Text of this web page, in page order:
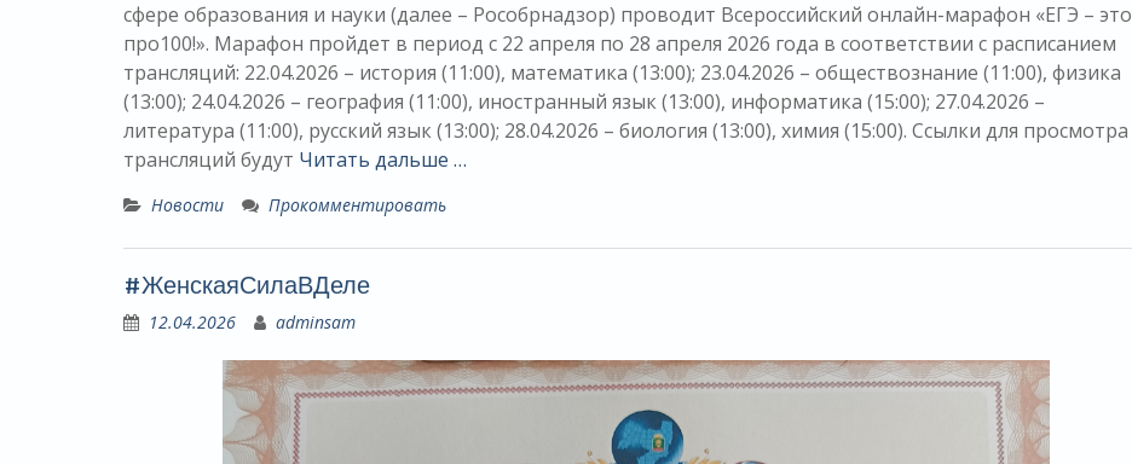
сфере образования и науки (далее – Рособрнадзор) проводит Всероссийский онлайн-марафон «ЕГЭ – это
про100!». Марафон пройдет в период с 22 апреля по 28 апреля 2026 года в соответствии с расписанием
трансляций: 22.04.2026 – история (11:00), математика (13:00); 23.04.2026 – обществознание (11:00), физика
(13:00); 24.04.2026 – география (11:00), иностранный язык (13:00), информатика (15:00); 27.04.2026 –
литература (11:00), русский язык (13:00); 28.04.2026 – биология (13:00), химия (15:00). Ссылки для просмотра
трансляций будут Читать дальше …
Новости Прокомментировать
#ЖенскаяСилаВДеле
12.04.2026 adminsam